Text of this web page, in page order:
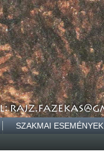
SZAKMAI ESEMÉNYEK